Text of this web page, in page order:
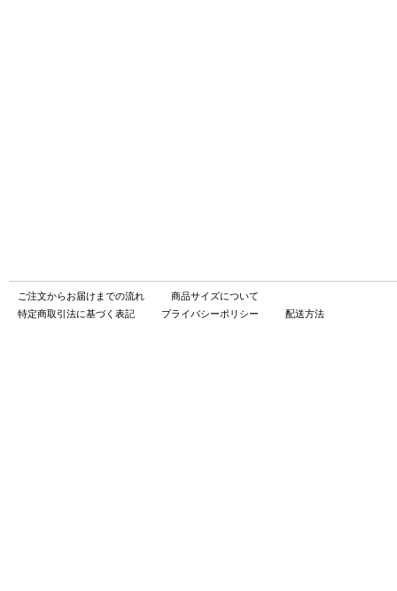
ご注文からお届けまでの流れ
商品サイズについて
特定商取引法に基づく表記
プライバシーポリシー 配送方法